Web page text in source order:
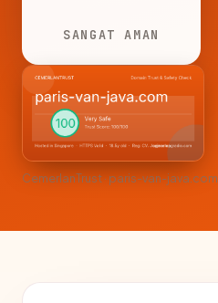
SANGAT AMAN
CemerlanTrust · paris-van-java.com